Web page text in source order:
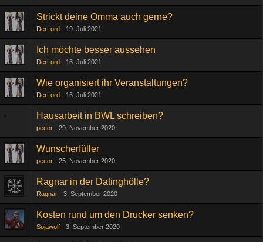
Strickt deine Omma auch gerne?
DerLord 19. Juli 2021
Ich möchte besser aussehen
DerLord 16. Juli 2021
Wie organisiert ihr Veranstaltungen?
DerLord 16. Juli 2021
Hausarbeit in BWL schreiben?
pecor 29. November 2020
Wunscherfüller
pecor 25. November 2020
Ragnar in der Datinghölle?
Ragnar 3. September 2020
Kosten rund um den Drucker senken?
Sojawolf 3. September 2020